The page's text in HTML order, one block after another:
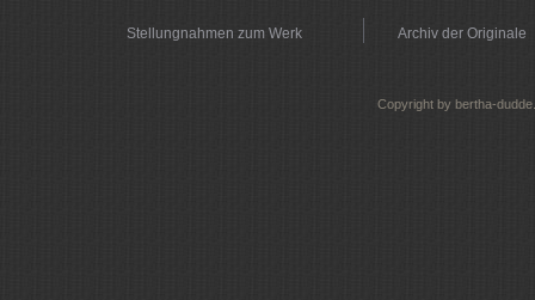
Stellungnahmen zum Werk Archiv der Originale
Copyright by bertha-